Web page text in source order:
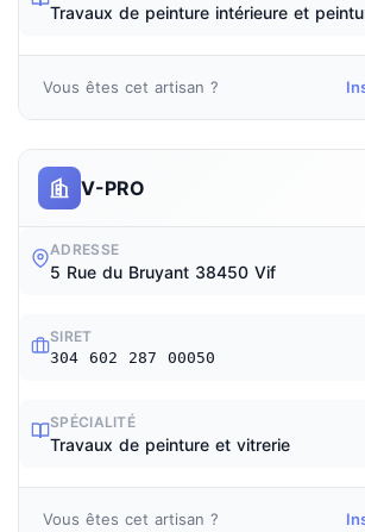
Travaux de peinture intérieure et
Vous êtes cet artisan ?
V-PRO
ADRESSE
5 Rue du Bruyant 38450 Vif
SIRET
304 602 287 00050
SPÉCIALITÉ
Travaux de peinture et vitrerie
Vous êtes cet artisan ?